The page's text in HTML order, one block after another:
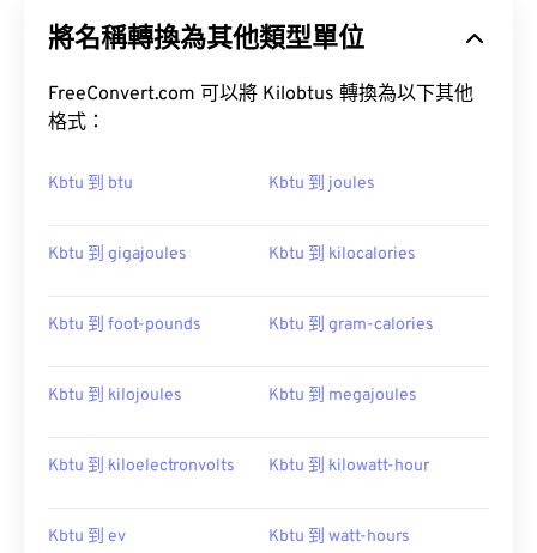
將名稱轉換為其他類型單位
FreeConvert.com 可以將 Kilobtus 轉換為以下其他
格式：
Kbtu 到 btu Kbtu 到 joules
Kbtu 到 gigajoules Kbtu 到 kilocalories
Kbtu 到 foot-pounds Kbtu 到 gram-calories
Kbtu 到 kilojoules Kbtu 到 megajoules
Kbtu 到 kiloelectronvolts Kbtu 到 kilowatt-hour
Kbtu 到 ev Kbtu 到 watt-hours